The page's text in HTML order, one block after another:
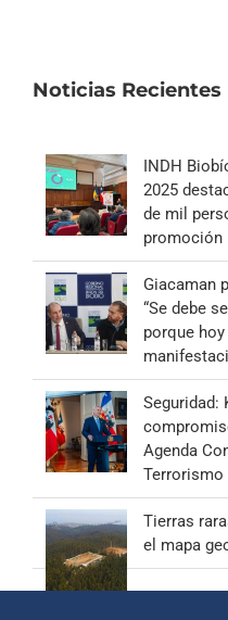
Noticias Recientes
INDH
2025
de mil
promoción
Giacaman
“Se debe
porque
Seguridad:
Agenda
Terrorismo
Tierras
el mapa